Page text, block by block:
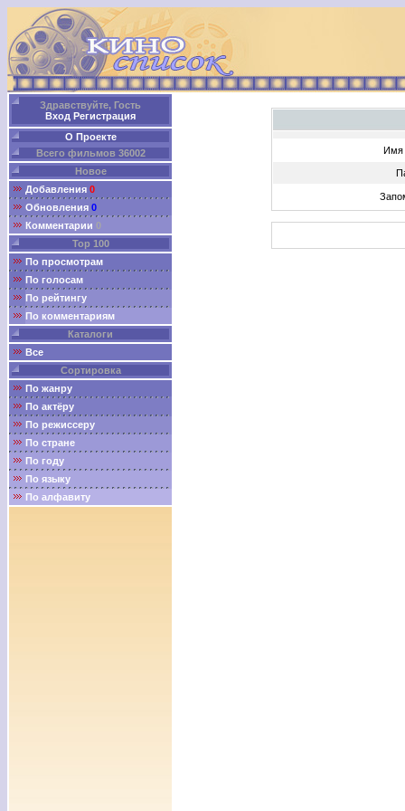
Здравствуйте, Гость
Вход Регистрация
О Проекте
Всего фильмов 36002
Новое
Добавления 0
Обновления 0
Комментарии 0
Top 100
По просмотрам
По голосам
По рейтингу
По комментариям
Каталоги
Все
Сортировка
По жанру
По актёру
По режиссеру
По стране
По году
По языку
По алфавиту
Имя